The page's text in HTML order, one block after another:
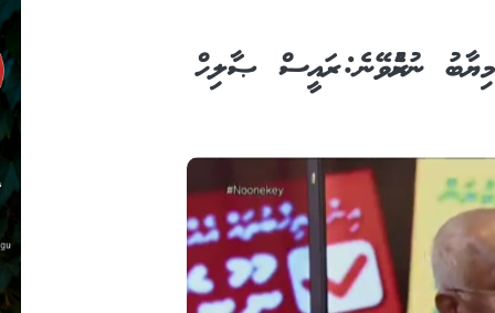
ނުކުރެވޭނެ: ރައީސް ޞާލިހް